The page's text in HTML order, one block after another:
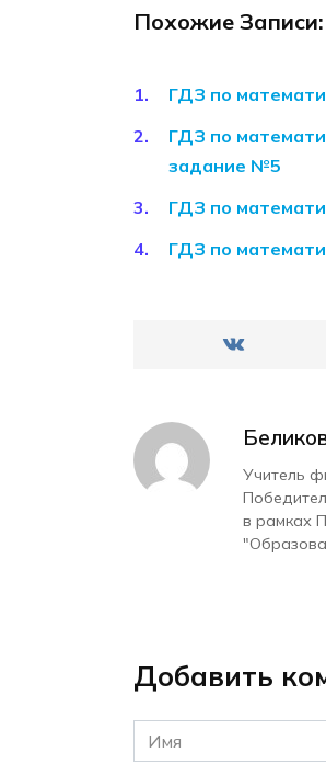
Похожие Записи:
ГДЗ по
ГДЗ по
задание №5
ГДЗ по
ГДЗ по
Учитель
в рамках
Добавить
Имя
*